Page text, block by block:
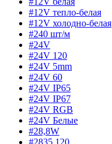
#12V тепло-белая
#12V холодно-белая
#240 шт/м
#24V
#24V 120
#24V 5mm
#24V 60
#24V IP65
#24V IP67
#24V RGB
#24V Белые
#28,8W